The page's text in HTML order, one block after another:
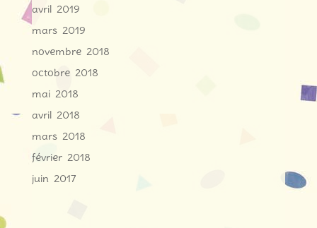
avril 2019
mars 2019
novembre 2018
octobre 2018
mai 2018
avril 2018
mars 2018
février 2018
juin 2017